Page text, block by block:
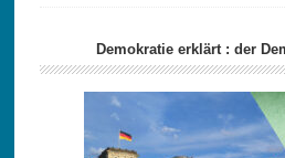
Demokratie erklärt : der